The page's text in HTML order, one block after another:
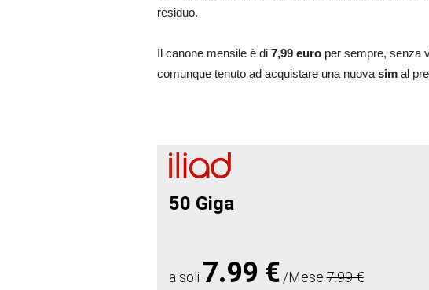
residuo.
Il canone mensile è di 7,99 europer sempre, senza
comunque tenuto ad acquistare una nuova sim al
50 Giga
a soli 7.99 €/Mese7.99 €